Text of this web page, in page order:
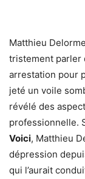
Matthieu
tristement parler
arrestation pour
jeté un voile
révélé des
professionnelle.
Voici, Matthieu
dépression
qui l’aurait